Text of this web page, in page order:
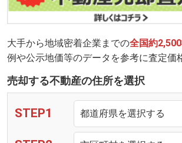
大手から地域密着企業までの全国約
例や公示地価等のデータを参考に査定価
売却する不動産の住所を選択
STEP1